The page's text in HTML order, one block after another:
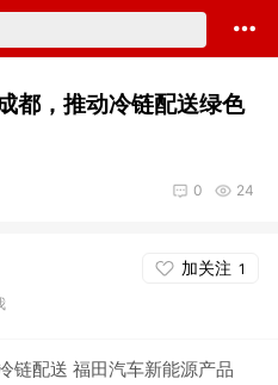
都，推动冷链配送绿色
24
0
加关注 1
链配送 福田汽车新能源产品